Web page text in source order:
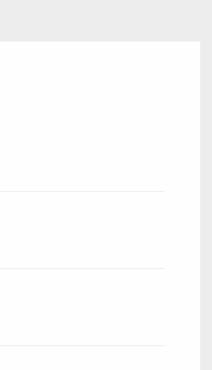
2026